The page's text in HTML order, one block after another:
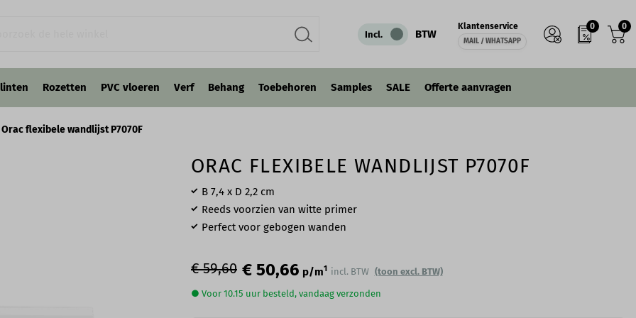
0
Incl. BTW
Klantenservice
MAIL / WHATSAPP
0
Rozetten PVC vloeren Verf Behang Toebehoren Samples SALE Offerte aanvragen
Orac flexibele wandlijst P7070F
ORAC FLEXIBELE WANDLIJST P7070F
€ 59,60 € 50,66 p/m1 incl. BTW (toon excl. BTW)
● Voor 10.15 uur besteld, vandaag verzonden
IN WINKELWAGEN
B 7,4 x D 2,2 cm
Reeds voorzien van witte primer
Perfect voor gebogen wanden